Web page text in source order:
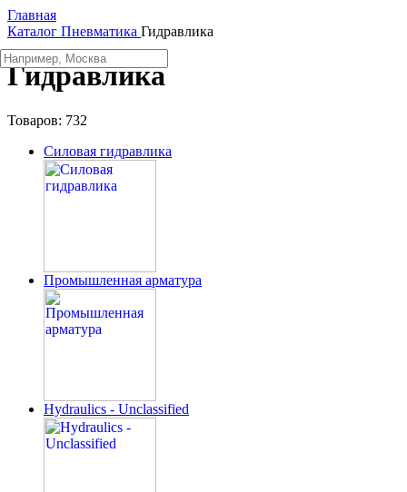
Главная
Каталог Пневматика Гидравлика
Гидравлика
Товаров: 732
Силовая гидравлика
Промышленная арматура
Hydraulics - Unclassified